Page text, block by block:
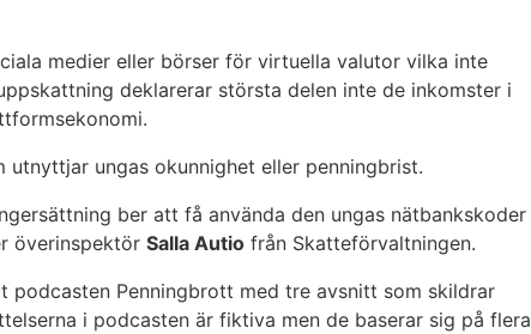
medier eller börser för virtuella valutor vilka inte
deklarerar största delen inte de inkomster i
ungas okunnighet eller penningbrist.
ber att få använda den ungas nätbankskoder
överinspektör Salla Autio från Skatteförvaltningen.
Penningbrott med tre avsnitt som skildrar
i podcasten är fiktiva men de baserar sig på flera